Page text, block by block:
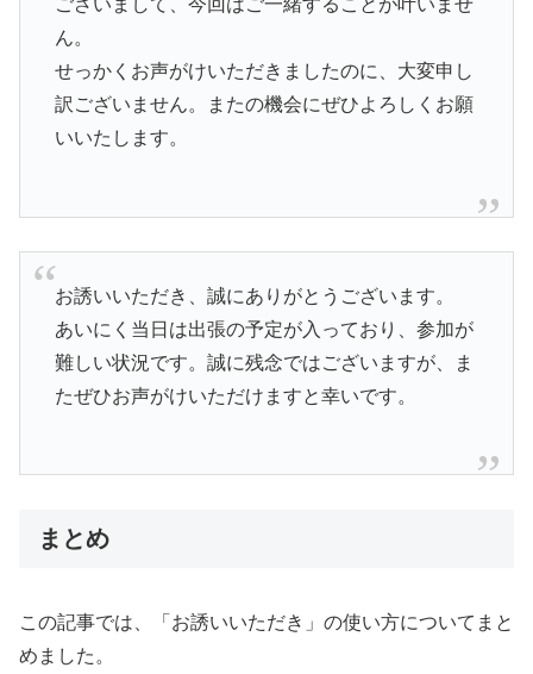
ございまして、今回はご一緒することが叶いませ
ん。
せっかくお声がけいただきましたのに、大変申し
訳ございません。またの機会にぜひよろしくお願
いいたします。
お誘いいただき、誠にありがとうございます。
あいにく当日は出張の予定が入っており、参加が
難しい状況です。誠に残念ではございますが、ま
たぜひお声がけいただけますと幸いです。
まとめ
この記事では、「お誘いいただき」の使い方についてまと
めました。